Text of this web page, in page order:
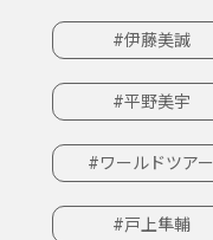
#伊藤美誠
#平野美宇
#ワールドツアー
#戸上隼輔